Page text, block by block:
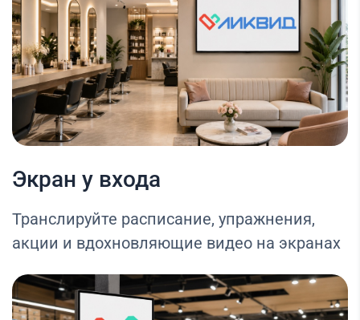
Экран у входа
Транслируйте расписание, упражнения,
акции и вдохновляющие видео на экранах